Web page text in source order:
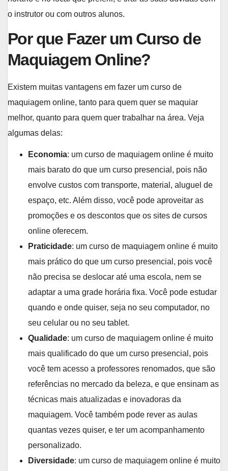
o instrutor ou com outros alunos.
Por que Fazer um Curso de
Maquiagem Online?
Existem muitas vantagens em fazer um curso de
maquiagem online, tanto para quem quer se maquiar
melhor, quanto para quem quer trabalhar na área. Veja
algumas delas:
Economia: um curso de maquiagem online é muito
mais barato do que um curso presencial, pois não
envolve custos com transporte, material, aluguel de
espaço, etc. Além disso, você pode aproveitar as
promoções e os descontos que os sites de cursos
online oferecem.
Praticidade: um curso de maquiagem online é muito
mais prático do que um curso presencial, pois você
não precisa se deslocar até uma escola, nem se
adaptar a uma grade horária fixa. Você pode estudar
quando e onde quiser, seja no seu computador, no
seu celular ou no seu tablet.
Qualidade: um curso de maquiagem online é muito
mais qualificado do que um curso presencial, pois
você tem acesso a professores renomados, que são
referências no mercado da beleza, e que ensinam as
técnicas mais atualizadas e inovadoras da
maquiagem. Você também pode rever as aulas
quantas vezes quiser, e ter um acompanhamento
personalizado.
Diversidade: um curso de maquiagem online é muito